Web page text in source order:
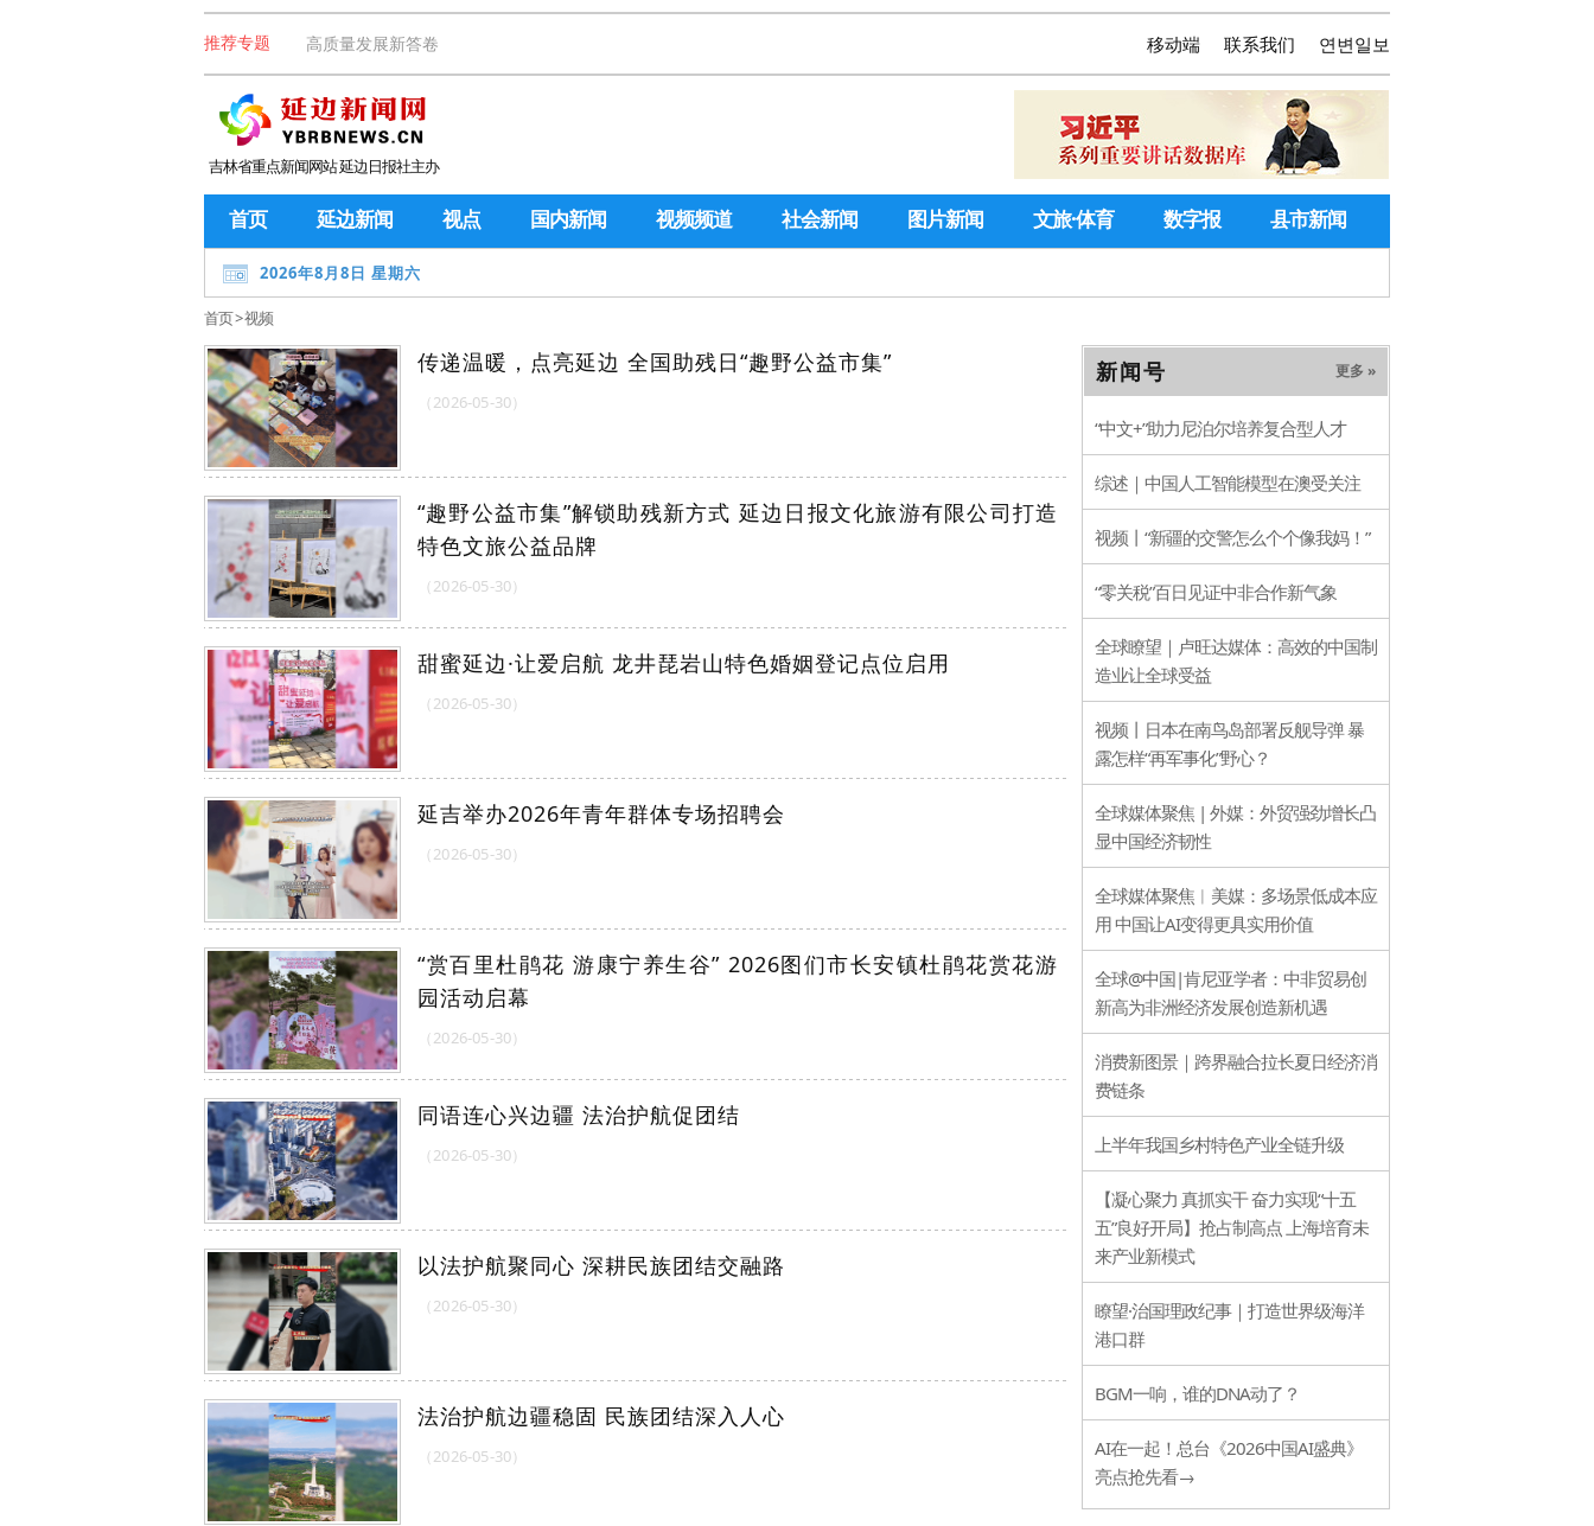
推荐专题 高质量发展新答卷 연변일보
联系我们
移动端
吉林省重点新闻网站 延边日报社主办
首页 延边新闻 视点 国内新闻 视频频道 社会新闻 图片新闻 文旅·体育 数字报 县市新闻
2026年8月8日 星期六
首页>视频
传递温暖，点亮延边 全国助残日“趣野公益市集”
（2026-05-30）
“趣野公益市集”解锁助残新方式 延边日报文化旅游有限公司打造
特色文旅公益品牌
（2026-05-30）
甜蜜延边·让爱启航 龙井琵岩山特色婚姻登记点位启用
（2026-05-30）
延吉举办2026年青年群体专场招聘会
（2026-05-30）
“赏百里杜鹃花 游康宁养生谷” 2026图们市长安镇杜鹃花赏花游
园活动启幕
（2026-05-30）
同语连心兴边疆 法治护航促团结
（2026-05-30）
以法护航聚同心 深耕民族团结交融路
（2026-05-30）
法治护航边疆稳固 民族团结深入人心
（2026-05-30）
新闻号 更多 »
“中文+”助力尼泊尔培养复合型人才
综述｜中国人工智能模型在澳受关注
视频丨“新疆的交警怎么个个像我妈！”
“零关税”百日见证中非合作新气象
全球瞭望｜卢旺达媒体：高效的中国制
造业让全球受益
视频丨日本在南鸟岛部署反舰导弹 暴
露怎样“再军事化”野心？
全球媒体聚焦 | 外媒：外贸强劲增长凸
显中国经济韧性
全球媒体聚焦︱美媒：多场景低成本应
用 中国让AI变得更具实用价值
全球@中国|肯尼亚学者：中非贸易创
新高为非洲经济发展创造新机遇
消费新图景｜跨界融合拉长夏日经济消
费链条
上半年我国乡村特色产业全链升级
【凝心聚力 真抓实干 奋力实现“十五
五”良好开局】抢占制高点 上海培育未
来产业新模式
瞭望·治国理政纪事｜打造世界级海洋
港口群
BGM一响，谁的DNA动了？
AI在一起！总台《2026中国AI盛典》
亮点抢先看→